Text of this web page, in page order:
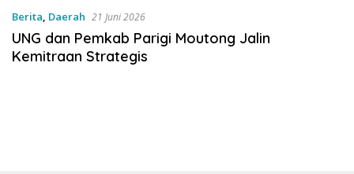
Berita, Daerah 21 Juni 2026
UNG dan Pemkab Parigi Moutong Jalin
Kemitraan Strategis